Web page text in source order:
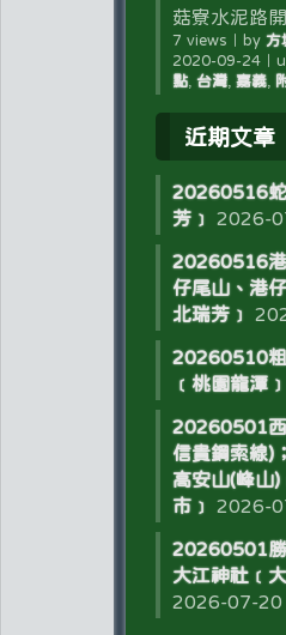
菇寮水泥路開
7 views by 方
2020-09-24｜
點, 台灣, 嘉義,
近期文章
20260516
芳﹞
2026-
20260516
仔尾山、港
北瑞芳﹞
20260510
﹝桃園龍潭﹞
20260501
信貴鋼索線)
高安山(峰山
市﹞
2026-
20260501勝
大江神社﹝
2026-07-20